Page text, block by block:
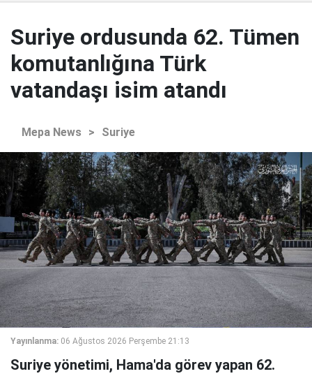
Suriye ordusunda 62. Tümen
komutanlığına Türk
vatandaşı isim atandı
Mepa News > Suriye
Yayınlanma: 06 Ağustos 2026 Perşembe 21:13
Suriye yönetimi, Hama'da görev yapan 62.